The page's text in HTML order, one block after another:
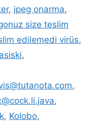
, jpeg onarma,
size teslim
edilemedi virüs,
,
,
,
, Kolobo,